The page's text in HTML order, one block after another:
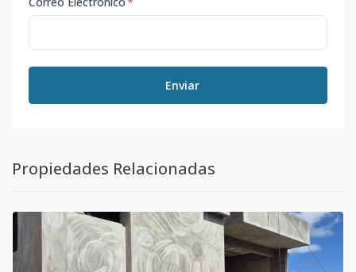
Enviar
Propiedades Relacionadas